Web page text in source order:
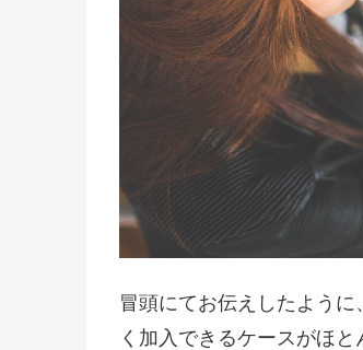
冒頭にてお伝えしたよう
く加入できるケースがほと